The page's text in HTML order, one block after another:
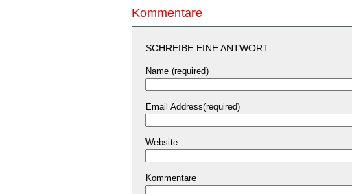
Kommentare
SCHREIBE EINE ANTWORT
Name (required)
Email Address(required)
Website
Kommentare